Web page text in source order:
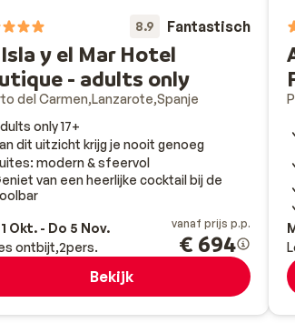
8.9 Fantastisch
y el Mar Hotel
- adults only
del Carmen Lanzarote Spanje
only 17+
dit uitzicht krijg je nooit genoeg
modern & sfeervol
van een heerlijke cocktail bij de
Okt. - Do 5 Nov.
ontbijt 2pers.
vanaf prijs p.p.
€ 694
Bekijk